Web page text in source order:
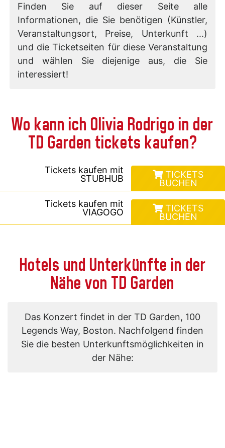
Finden Sie auf dieser Seite alle
Informationen, die Sie benötigen (Künstler,
Veranstaltungsort, Preise, Unterkunft ...)
und die Ticketseiten für diese Veranstaltung
und wählen Sie diejenige aus, die Sie
interessiert!
Wo kann ich Olivia Rodrigo in der
TD Garden tickets kaufen?
Tickets kaufen mit
STUBHUB
TICKETS
BUCHEN
Tickets kaufen mit
VIAGOGO
TICKETS
BUCHEN
Hotels und Unterkünfte in der
Nähe von TD Garden
Das Konzert findet in der TD Garden, 100
Legends Way, Boston. Nachfolgend finden
Sie die besten Unterkunftsmöglichkeiten in
der Nähe: